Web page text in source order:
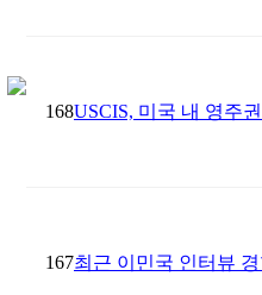
168USCIS, 미국 내 영주
167최근 이민국 인터뷰